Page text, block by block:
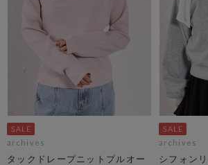
archives
タックドレープニットプルオー
archives
シフォン